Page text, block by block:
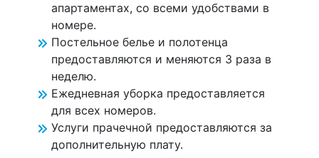
апартаментах, со всеми удобствами в
номере.
Постельное белье и полотенца
предоставляются и меняются 3 раза в
неделю.
Ежедневная уборка предоставляется
для всех номеров.
Услуги прачечной предоставляются за
дополнительную плату.